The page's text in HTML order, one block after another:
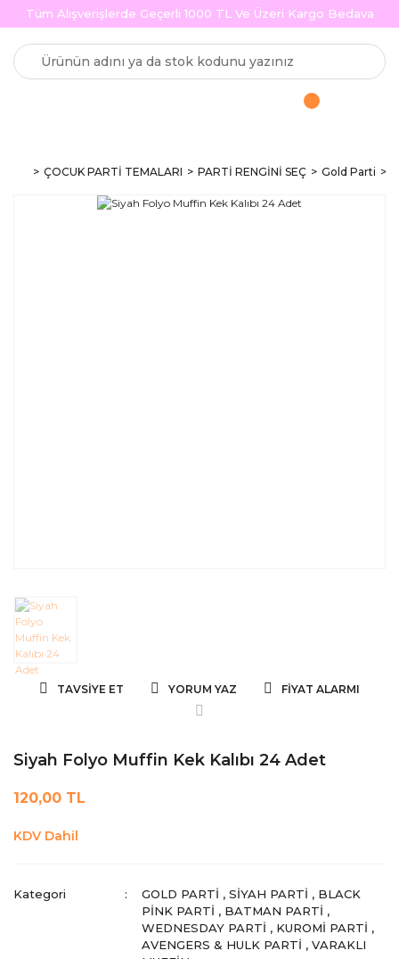
Tüm Alışverişlerde Geçerli 1000 TL Ve Üzeri Kargo Bedava
ÇOCUK PARTİ TEMALARI PARTİ RENGİNİ SEÇ Gold Parti
TAVSIYE ET YORUM YAZ FIYAT ALARMI
Siyah Folyo Muffin Kek Kalıbı 24 Adet
120,00 TL
KDV Dahil
Kategori GOLD PARTI ,SIYAH PARTI , BLACK
PINK PARTI , BATMAN PARTI ,
WEDNESDAY PARTI , KUROMI PARTI ,
AVENGERS & HULK PARTI ,VARAKLI